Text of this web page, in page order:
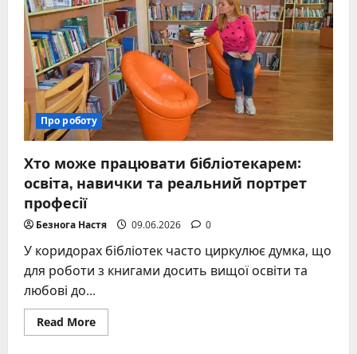
можливо
та
на
яких
умовах
Про роботу
Хто може працювати бібліотекарем:
освіта, навички та реальний портрет
професії
Безнога Настя 09.06.2026 0
У коридорах бібліотек часто циркулює думка, що
для роботи з книгами досить вищої освіти та
любові до...
Read MoreRead
more